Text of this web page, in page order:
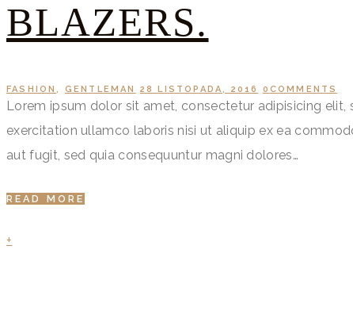
BLAZERS.
FASHION, GENTLEMAN 28 LISTOPADA, 2016 0 COMMENTS
Lorem ipsum dolor sit amet, consectetur adipisicing
exercitation ullamco laboris nisi ut aliquip ex ea
aut fugit, sed quia consequuntur magni dolores…
READ MORE
+